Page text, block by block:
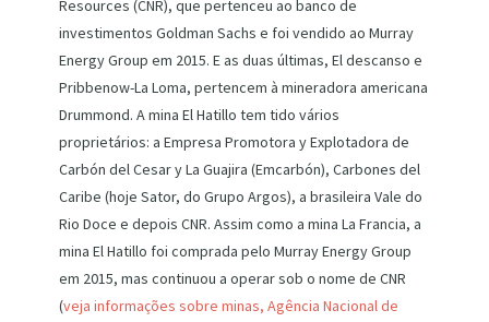
Resources (CNR), que pertenceu ao banco de
investimentos Goldman Sachs e foi vendido ao Murray
Energy Group em 2015. E as duas últimas, El descanso e
Pribbenow-La Loma, pertencem à mineradora americana
Drummond. A mina El Hatillo tem tido vários
proprietários: a Empresa Promotora y Explotadora de
Carbón del Cesar y La Guajira (Emcarbón), Carbones del
Caribe (hoje Sator, do Grupo Argos), a brasileira Vale do
Rio Doce e depois CNR. Assim como a mina La Francia, a
mina El Hatillo foi comprada pelo Murray Energy Group
em 2015, mas continuou a operar sob o nome de CNR
(veja informações sobre minas, Agência Nacional de